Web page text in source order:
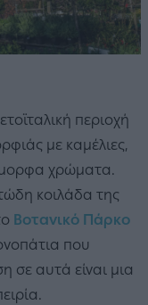
περιοχή
με καμέλιες,
χρώματα.
κοιλάδα της
Βοτανικό Πάρκο
που
σε αυτά είναι μια